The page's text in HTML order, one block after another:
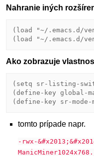
Nahranie iných
(load
"~/.emacs.d/
(load
"~/.emacs.d/
Ako zobrazuje
(setq sr-listing-
(define-key global-
(define-key sr-mode-
tomto prípade napr.
-rwx-